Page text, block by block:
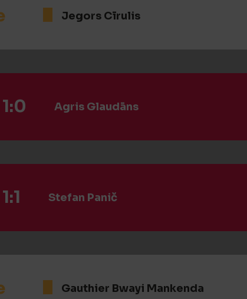
Jegors Cīrulis
Agris Glaudāns
Stefan Panič
Gauthier Bwayi Mankenda